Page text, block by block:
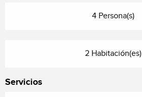
4 Persona(s)
2 Habitación(es)
Servicios